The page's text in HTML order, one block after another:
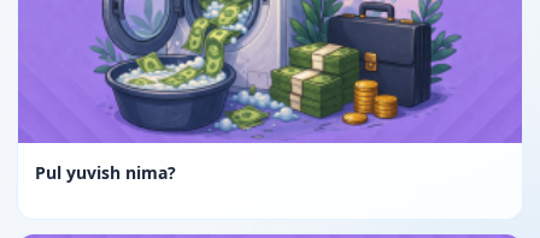
Pul yuvish nima?